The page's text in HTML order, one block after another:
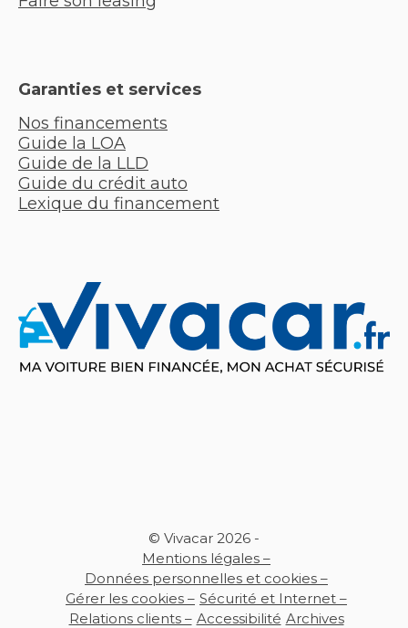
Garanties et services
Nos financements
Guide la LOA
Guide de la LLD
Guide du crédit auto
Lexique du financement
© Vivacar 2026 -
Mentions légales –
Données personnelles et cookies –
Gérer les cookies – Sécurité et Internet –
Relations clients – Accessibilité Archives